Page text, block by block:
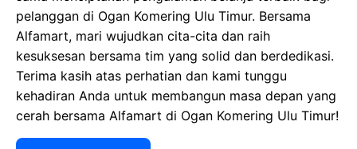
pelanggan di Ogan Komering Ulu Timur. Bersama
Alfamart, mari wujudkan cita-cita dan raih
kesuksesan bersama tim yang solid dan berdedikasi.
Terima kasih atas perhatian dan kami tunggu
kehadiran Anda untuk membangun masa depan yang
cerah bersama Alfamart di Ogan Komering Ulu Timur!